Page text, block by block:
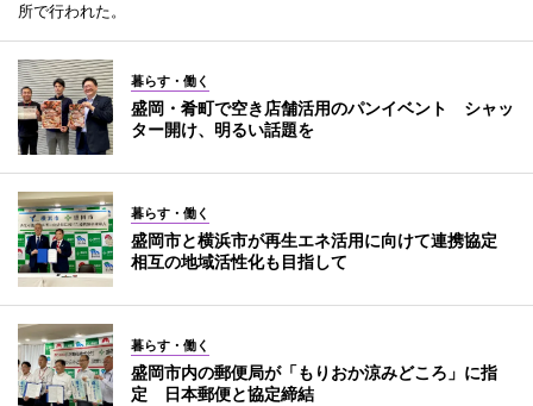
所で行われた。
暮らす・働く
盛岡・肴町で空き店舗活用のパンイベント シャッ
ター開け、明るい話題を
暮らす・働く
盛岡市と横浜市が再生エネ活用に向けて連携協定
相互の地域活性化も目指して
暮らす・働く
盛岡市内の郵便局が「もりおか涼みどころ」に指
定 日本郵便と協定締結